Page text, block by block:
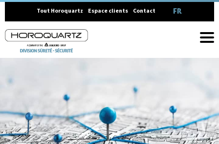
Tout Horoquartz Espace clients Contact FRANÇAIS